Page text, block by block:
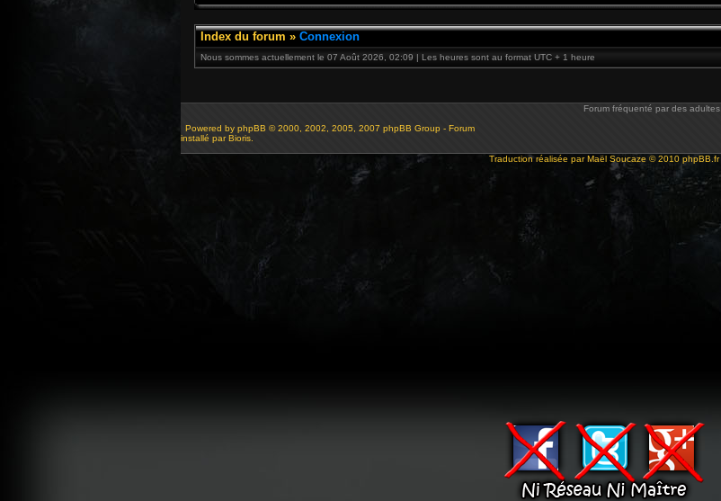
Index du forum » Connexion
Nous sommes actuellement le 07 Août 2026, 02:09 | Les heures sont au format UTC + 1 heure
Forum fréquenté par des adultes.
Powered by phpBB © 2000, 2002, 2005, 2007 phpBB Group - Forum
installé par Bioris.
Traduction réalisée parMaël Soucaze © 2010 phpBB.fr